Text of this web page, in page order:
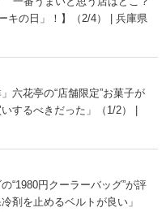
キの日」！】（2/4） | 兵庫県
六花亭の“店舗限定”お菓子が
するべきだった」（1/2） |
“1980円クーラーバッグ”が評
剤を止めるベルトが良い」